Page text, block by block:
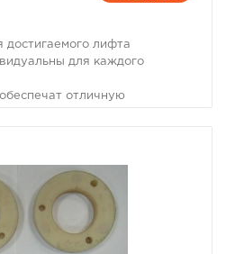
лифта
для каждого
отличную